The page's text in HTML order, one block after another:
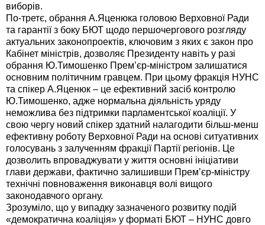
виборів.
По-третє, обрання А.Яценюка головою Верховної Ради
та гарантії з боку БЮТ щодо першочергового розгляду
актуальних законопроектів, ключовим з яких є закон про
Кабінет міністрів, дозволяє Президенту навіть у разі
обрання Ю.Тимошенко Прем’єр-міністром залишатися
основним політичним гравцем. При цьому фракція НУНС
та спікер А.Яценюк – це ефективний засіб контролю
Ю.Тимошенко, адже нормальна діяльність уряду
неможлива без підтримки парламентської коаліції. У
свою чергу новий спікер здатний налагодити більш-менш
ефективну роботу Верховної Ради на основі ситуативних
голосувань з залученням фракції Партії регіонів. Це
дозволить впроваджувати у життя основні ініціативи
глави держави, фактично залишивши Прем’єр-міністру
технічні повноваження виконавця волі вищого
законодавчого органу.
Зрозуміло, що у випадку зазначеного розвитку подій
«демократична коаліція» у форматі БЮТ – НУНС довго